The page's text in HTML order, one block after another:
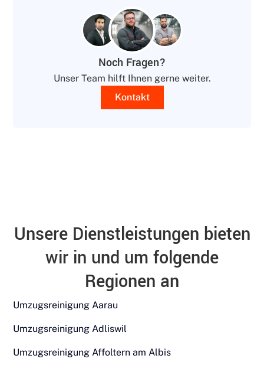
Noch Fragen?
Unser Team hilft Ihnen gerne weiter.
Kontakt
Unsere Dienstleistungen bieten
wir in und um folgende
Regionen an
Umzugsreinigung Aarau
Umzugsreinigung Adliswil
Umzugsreinigung Affoltern am Albis